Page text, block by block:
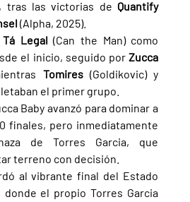
tras las victorias de
Quantify
(Alpha, 2025).
Tá Legal (Can the Man) como
el inicio, seguido por Zucca
Tomires (Goldikovic) y
el primer grupo.
Baby avanzó para dominar a
finales, pero inmediatamente
de Torres Garcia, que
terreno con decisión.
al vibrante final del Estado
el propio Torres Garcia